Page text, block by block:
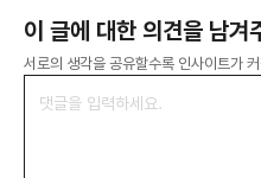
이 글에 대한 의견을 남겨
서로의 생각을 공유할수록 인사이트가